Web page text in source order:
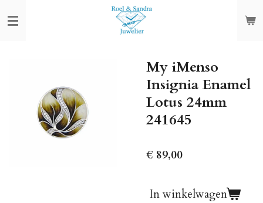
direct
My iMenso
Insignia Enamel
Lotus 24mm
241645
€ 89,00
In winkelwagen